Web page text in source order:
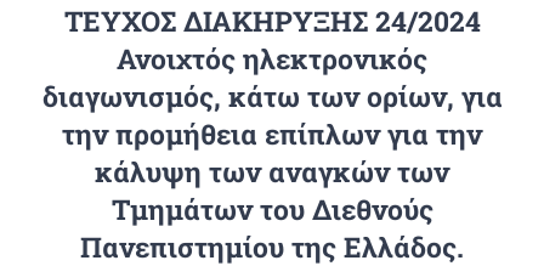
ΤΕΥΧΟΣ ΔΙΑΚΗΡΥΞΗΣ 24/2024
Ανοιχτός ηλεκτρονικός
διαγωνισμός, κάτω των ορίων, για
την προμήθεια επίπλων για την
κάλυψη των αναγκών των
Τμημάτων του Διεθνούς
Πανεπιστημίου της Ελλάδος.